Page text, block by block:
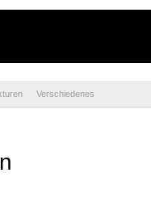
Verschiedenes